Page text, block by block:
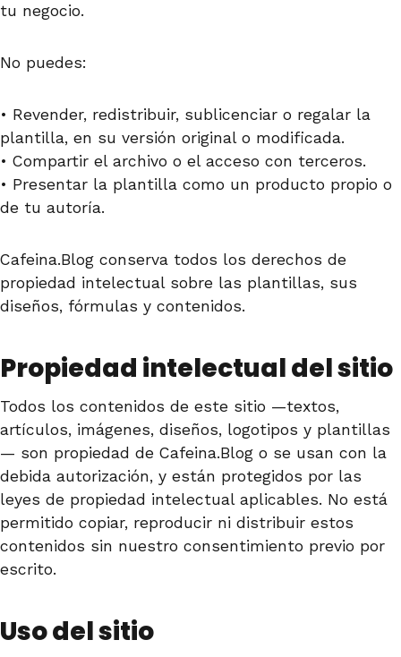
tu negocio.
No puedes:
• Revender, redistribuir, sublicenciar o regalar la
plantilla, en su versión original o modificada.
• Compartir el archivo o el acceso con terceros.
• Presentar la plantilla como un producto propio o
de tu autoría.
Cafeina.Blog conserva todos los derechos de
propiedad intelectual sobre las plantillas, sus
diseños, fórmulas y contenidos.
Propiedad intelectual del sitio
Todos los contenidos de este sitio —textos,
artículos, imágenes, diseños, logotipos y plantillas
— son propiedad de Cafeina.Blog o se usan con la
debida autorización, y están protegidos por las
leyes de propiedad intelectual aplicables. No está
permitido copiar, reproducir ni distribuir estos
contenidos sin nuestro consentimiento previo por
escrito.
Uso del sitio